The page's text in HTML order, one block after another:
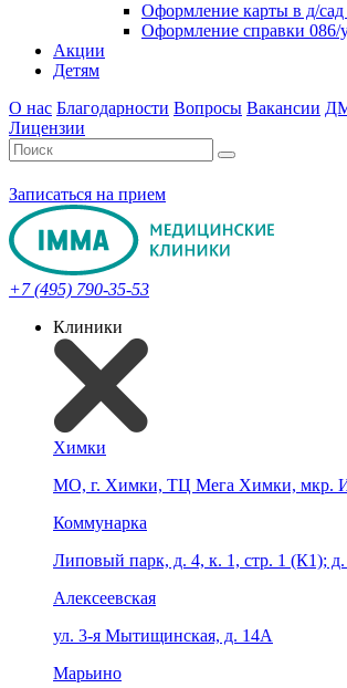
Оформление карты в д/
Оформление справки 086/
Акции
Детям
О нас Благодарности Вопросы Вакансии
Лицензии
Записаться на прием
+7 (495) 790-35-53
Клиники
Химки
МО, г. Химки, ТЦ Мега Химки, мкр.
Коммунарка
Липовый парк, д. 4, к. 1, стр. 1 (К1);
Алексеевская
ул. 3-я Мытищинская, д. 14А
Марьино